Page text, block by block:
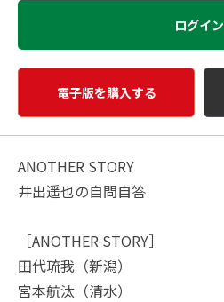
ログイン
電子版を購入する
ANOTHER STORY
井出遥也の自問自答
［ANOTHER STORY］
田代琉我（新潟）
宮本航汰（清水）